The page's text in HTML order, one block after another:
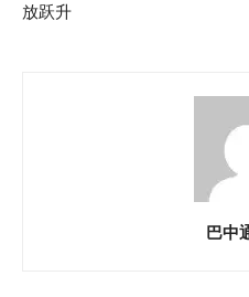
放跃升
巴中